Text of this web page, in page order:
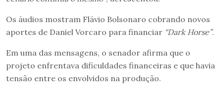
Os áudios mostram Flávio Bolsonaro cobrando novos
aportes de Daniel Vorcaro para financiar “Dark Horse”.
Em uma das mensagens, o senador afirma que o
projeto enfrentava dificuldades financeiras e que havia
tensão entre os envolvidos na produção.